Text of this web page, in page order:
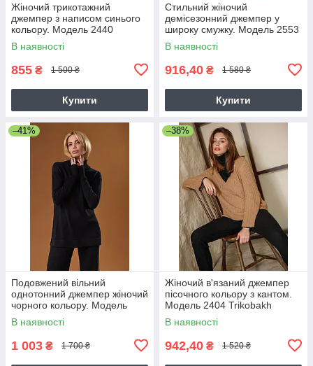
Жіночий трикотажний
джемпер з написом синього
кольору. Модель 2440
Trikobakh
В наявності
855 ₴ 1 500 ₴
Купити
Стильний жіночий
демісезонний джемпер у
широку смужку. Модель 2553
бежево-молочний
В наявності
916,40 ₴ 1 580 ₴
Купити
–41%
Подовжений вільний
однотонний джемпер жіночий
чорного кольору. Модель
2706 Trikobakh
В наявності
1 003 ₴ 1 700 ₴
–38%
Жіночий в'язаний джемпер
пісочного кольору з кантом.
Модель 2404 Trikobakh
В наявності
942,40 ₴ 1 520 ₴